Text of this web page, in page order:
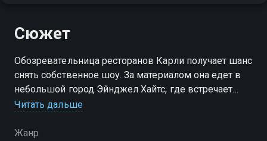
Сюжет
Обозревательница ресторанов Карли получает шанс
снять собственное шоу. За материалом она едет в
небольшой город Эйнджел Хайтс, где встречает
Гранта, известного повара, собирающегося открыть
Читать дальше
Жанр